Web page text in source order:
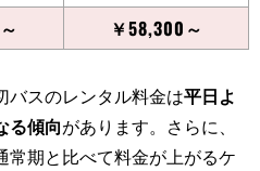
￥58,300～
バスのレンタル料金は平日よ
る傾向があります。さらに、
常期と比べて料金が上がるケ